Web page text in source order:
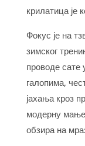
крилатица је
​Фокус је на
зимског
проводе сате
галопима,
јахања кроз
модерну
обзира на